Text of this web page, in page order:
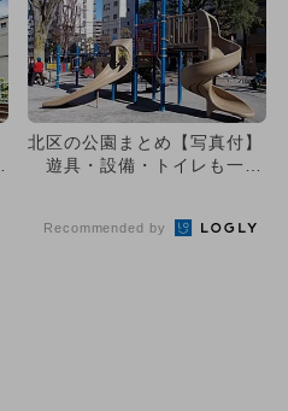
北区の公園まとめ【写真付】
遊具・設備・トイレも一挙
Recommended by